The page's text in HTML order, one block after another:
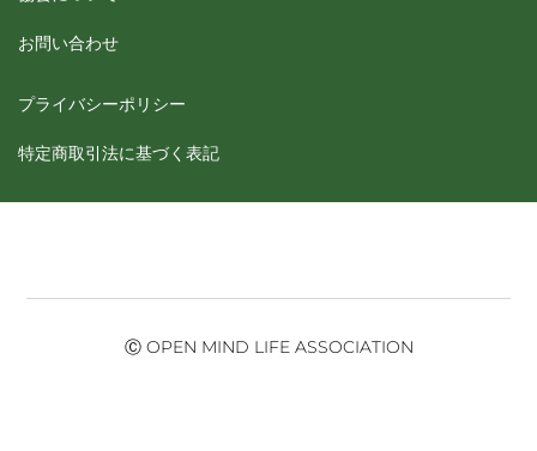
お問い合わせ
プライバシーポリシー
特定商取引法に基づく表記
Ⓒ OPEN MIND LIFE ASSOCIATION